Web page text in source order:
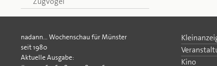
Kino
nadann... Wochenschau für Münster
seit 1980
Aktuelle Ausgabe: